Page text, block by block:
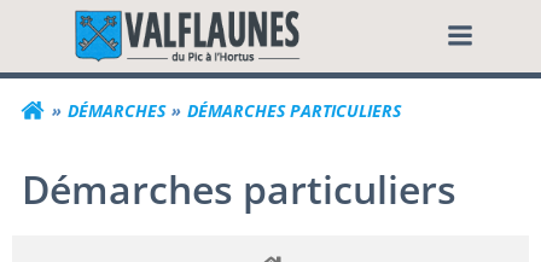
contenuCommune de
DÉMARCHES DÉMARCHES PARTICULIERS
Démarches particuliers